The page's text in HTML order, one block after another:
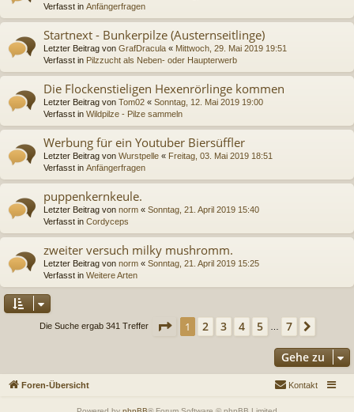
Verfasst in Anfängerfragen
Startnext - Bunkerpilze (Austernseitlinge)
Letzter Beitrag von GrafDracula « Mittwoch, 29. Mai 2019 19:51
Verfasst in Pilzzucht als Neben- oder Haupterwerb
Die Flockenstieligen Hexenrörlinge kommen
Letzter Beitrag von Tom02 « Sonntag, 12. Mai 2019 19:00
Verfasst in Wildpilze - Pilze sammeln
Werbung für ein Youtuber Biersüffler
Letzter Beitrag von Wurstpelle « Freitag, 03. Mai 2019 18:51
Verfasst in Anfängerfragen
puppenkernkeule.
Letzter Beitrag von norm « Sonntag, 21. April 2019 15:40
Verfasst in Cordyceps
zweiter versuch milky mushromm.
Letzter Beitrag von norm « Sonntag, 21. April 2019 15:25
Verfasst in Weitere Arten
Die Suche ergab 341 Treffer Seite 1 von 7
1 2 3 4 5 7
Gehe zu
Foren-Übersicht Kontakt